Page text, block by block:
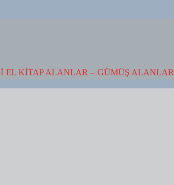
KITAP ALANLAR – GÜMÜŞ ALANLAR